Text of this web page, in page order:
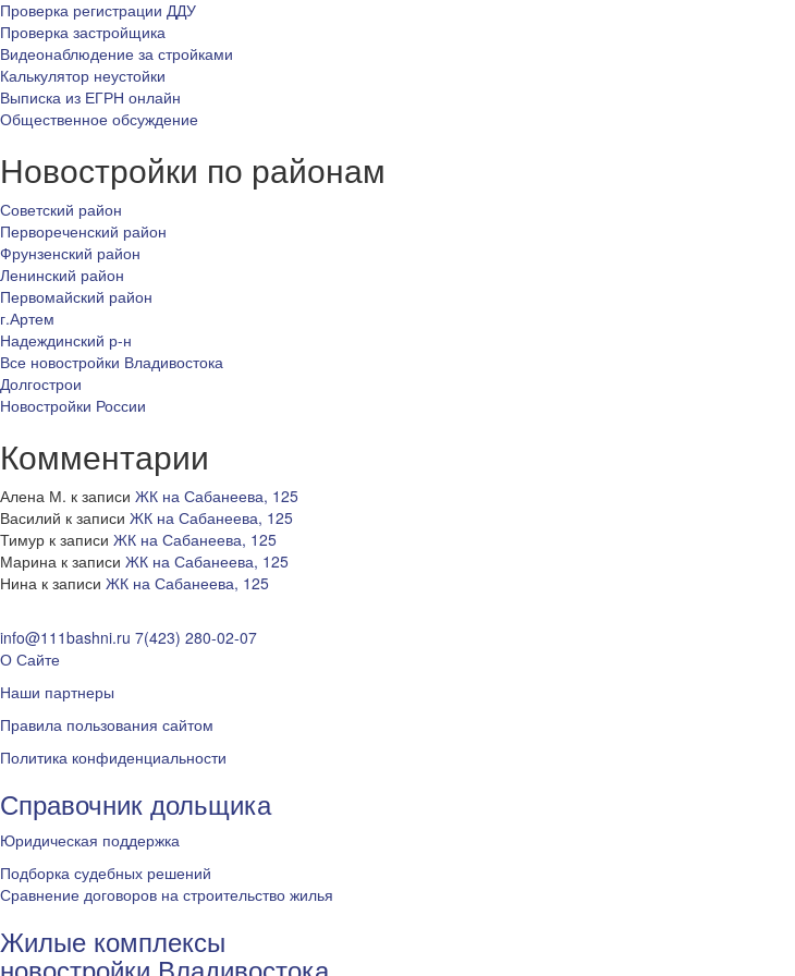
Проверка регистрации ДДУ
Проверка застройщика
Видеонаблюдение за стройками
Калькулятор неустойки
Выписка из ЕГРН онлайн
Общественное обсуждение
Новостройки по районам
Советский район
Первореченский район
Фрунзенский район
Ленинский район
Первомайский район
г.Артем
Надеждинский р-н
Все новостройки Владивостока
Долгострои
Новостройки России
Комментарии
Алена М. к записи ЖК на Сабанеева, 125
Василий к записи ЖК на Сабанеева, 125
Тимур к записи ЖК на Сабанеева, 125
Марина к записи ЖК на Сабанеева, 125
Нина к записи ЖК на Сабанеева, 125
info@111bashni.ru 7(423) 280-02-07
О Сайте
Наши партнеры
Правила пользования сайтом
Политика конфиденциальности
Справочник дольщика
Юридическая поддержка
Подборка судебных решений
Сравнение договоров на строительство жилья
Жилые комплексы